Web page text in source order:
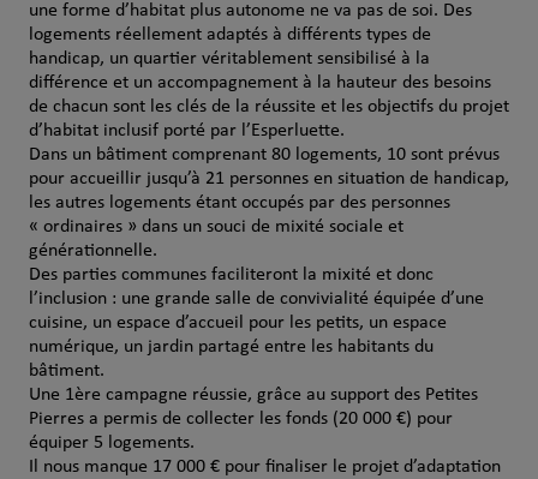
une forme d’habitat plus autonome ne va pas de soi. Des
logements réellement adaptés à différents types de
handicap, un quartier véritablement sensibilisé à la
différence et un accompagnement à la hauteur des besoins
de chacun sont les clés de la réussite et les objectifs du projet
d’habitat inclusif porté par l’Esperluette.
Dans un bâtiment comprenant 80 logements, 10 sont prévus
pour accueillir jusqu’à 21 personnes en situation de handicap,
les autres logements étant occupés par des personnes
« ordinaires » dans un souci de mixité sociale et
générationnelle.
Des parties communes faciliteront la mixité et donc
l’inclusion : une grande salle de convivialité équipée d’une
cuisine, un espace d’accueil pour les petits, un espace
numérique, un jardin partagé entre les habitants du
bâtiment.
Une 1ère campagne réussie, grâce au support des Petites
Pierres a permis de collecter les fonds (20 000 €) pour
équiper 5 logements.
Il nous manque 17 000 € pour finaliser le projet d’adaptation